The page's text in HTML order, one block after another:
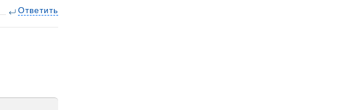
Ответить